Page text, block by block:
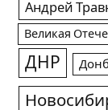
Андрей
Великая
ДНР